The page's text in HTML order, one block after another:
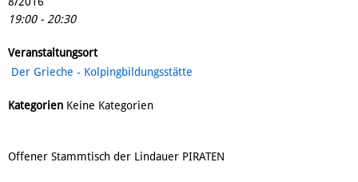
19:00 - 20:30
Veranstaltungsort
Der Grieche - Kolpingbildungsstätte
Kategorien Keine Kategorien
Offener Stammtisch der Lindauer PIRATEN